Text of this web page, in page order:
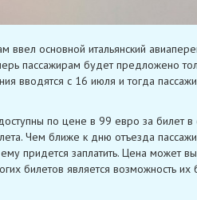
основной итальянский
пассажирам будет предложено
вводятся с 16 июля и тогда
по цене в 99 евро за билет в
Чем ближе к дню отъезда
придется заплатить. Цена может
билетов является возможность их